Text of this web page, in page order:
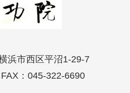
浜市西区平沼1-29-7
：045-322-6690